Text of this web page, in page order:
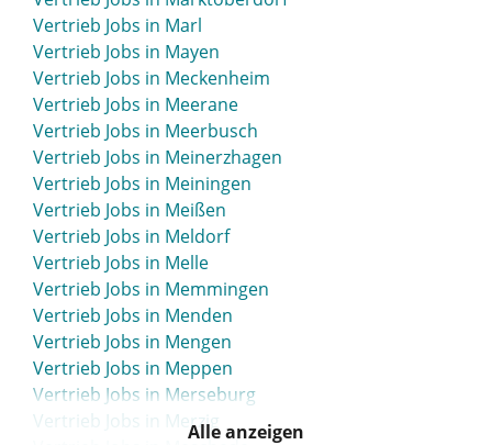
Vertrieb Jobs in Lippstadt
Vertrieb Jobs in List
Vertrieb Jobs in Löbau
Vertrieb Jobs in Lohne
Vertrieb Jobs in Löhne
Vertrieb Jobs in Lörrach
Vertrieb Jobs in Lübbecke
Vertrieb Jobs in Lübben
Vertrieb Jobs in Lübeck
Vertrieb Jobs in Lüchow-Dannenberg
Vertrieb Jobs in Luckau
Vertrieb Jobs in Luckenwalde
Vertrieb Jobs in Lüdenscheid
Vertrieb Jobs in Lüdinghausen
Vertrieb Jobs in Ludwigsburg
Vertrieb Jobs in Ludwigsfelde
Vertrieb Jobs in Ludwigshafen
Vertrieb Jobs in Marl
Vertrieb Jobs in Mayen
Vertrieb Jobs in Meckenheim
Vertrieb Jobs in Meerane
Vertrieb Jobs in Meerbusch
Vertrieb Jobs in Meinerzhagen
Vertrieb Jobs in Meiningen
Vertrieb Jobs in Meißen
Vertrieb Jobs in Meldorf
Vertrieb Jobs in Melle
Vertrieb Jobs in Memmingen
Vertrieb Jobs in Menden
Vertrieb Jobs in Mengen
Vertrieb Jobs in Meppen
Vertrieb Jobs in Merseburg
Vertrieb Jobs in MerzigAlle anzeigen